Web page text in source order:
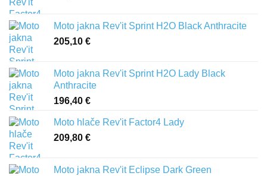
Moto jakna Rev'it Sprint H2O Black Anthracite
205,10 €
Moto jakna Rev'it Sprint H2O Lady Black
Anthracite
196,40 €
Moto hlače Rev'it Factor4 Lady
209,80 €
Moto jakna Rev'it Eclipse Dark Green